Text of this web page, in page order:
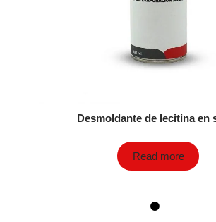
Desmoldante de lecitina en
Read more